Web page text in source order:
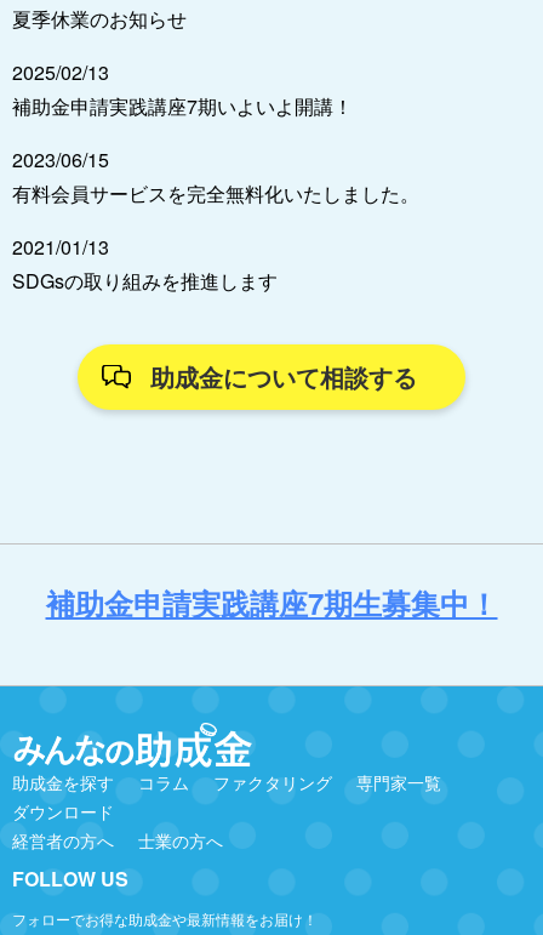
夏季休業のお知らせ
2025/02/13
補助金申請実践講座7期いよいよ開講！
2023/06/15
有料会員サービスを完全無料化いたしました。
2021/01/13
SDGsの取り組みを推進します
助成金について相談する
補助金申請実践講座7期生募集中！
助成金を探す コラム ファクタリング
専門家一覧
ダウンロード
経営者の方へ
士業の方へ
FOLLOW US
フォローでお得な助成金や最新情報をお届け！